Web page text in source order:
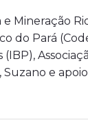
Mineração
do Pará
Suzano e